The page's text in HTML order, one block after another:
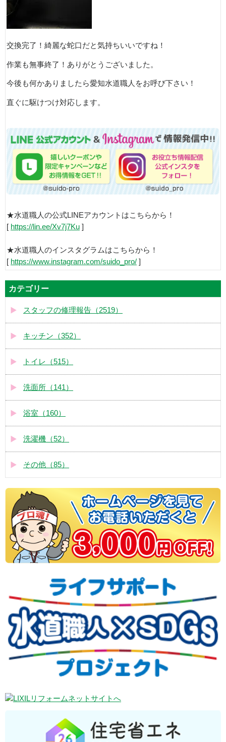
交換完了！綺麗な蛇口だと気持ちいいですね！
作業も無事終了！ありがとうございました。
今後も何かありましたら愛知水道職人をお呼び下さい！
直ぐに駆けつけ対応します。
★水道職人の公式LINEアカウントはこちらから！
[ https://lin.ee/Xv7j7Ku ]
★水道職人のインスタグラムはこちらから！
[ https://www.instagram.com/suido_pro/ ]
カテゴリー
スタッフの修理報告（2519）
キッチン（352）
トイレ（515）
洗面所（141）
浴室（160）
洗濯機（52）
その他（85）